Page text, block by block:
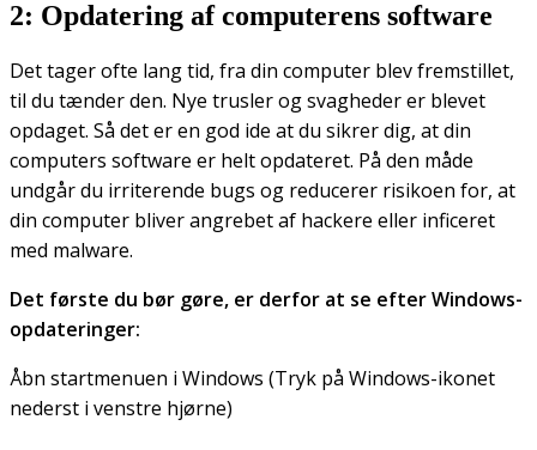
2: Opdatering af computerens software
Det tager ofte lang tid, fra din computer blev fremstillet,
til du tænder den. Nye trusler og svagheder er blevet
opdaget. Så det er en god ide at du sikrer dig, at din
computers software er helt opdateret. På den måde
undgår du irriterende bugs og reducerer risikoen for, at
din computer bliver angrebet af hackere eller inficeret
med malware.
Det første du bør gøre, er derfor at se efter Windows-
opdateringer:
Åbn startmenuen i Windows (Tryk på Windows-ikonet
nederst i venstre hjørne)